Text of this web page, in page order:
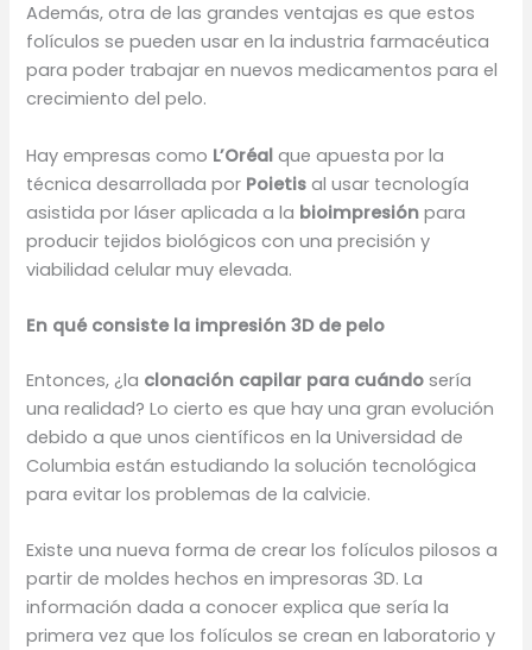
Además, otra de las grandes ventajas es que estos
folículos se pueden usar en la industria farmacéutica
para poder trabajar en nuevos medicamentos para el
crecimiento del pelo.
Hay empresas como L’Oréalque apuesta por la
técnica desarrollada por Poietis al usar tecnología
asistida por láser aplicada a la bioimpresión para
producir tejidos biológicos con una precisión y
viabilidad celular muy elevada.
En qué consiste la impresión 3D de pelo
Entonces, ¿la clonación capilar para cuándo sería
una realidad? Lo cierto es que hay una gran evolución
debido a que unos científicos en la Universidad de
Columbia están estudiando la solución tecnológica
para evitar los problemas de la calvicie.
Existe una nueva forma de crear los folículos pilosos a
partir de moldes hechos en impresoras 3D. La
información dada a conocer explica que sería la
primera vez que los folículos se crean en laboratorio y